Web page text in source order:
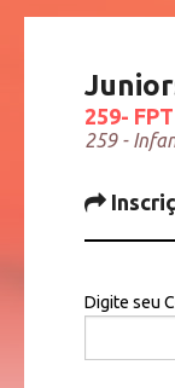
259-
259 -
Digite seu